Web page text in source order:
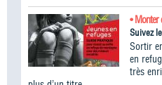
• Monter
Suivez
Sortir
en
très